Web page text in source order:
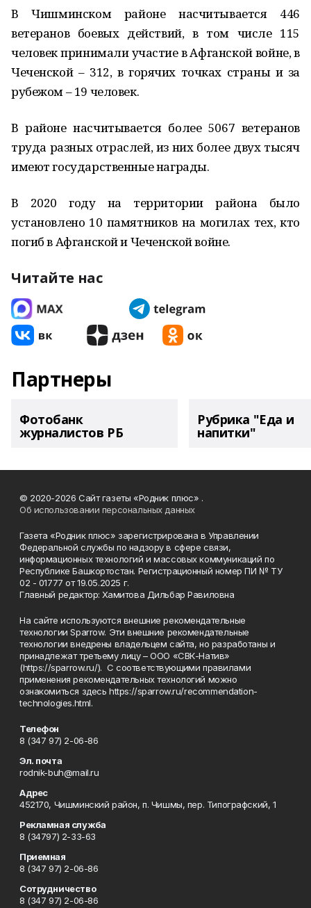
В Чишминском районе насчитывается 446
ветеранов боевых действий, в том числе 115
человек принимали участие в Афганской войне, в
Чеченской – 312, в горячих точках страны и за
рубежом – 19 человек.
В районе насчитывается более 5067 ветеранов
труда разных отраслей, из них более двух тысяч
имеют государственные награды.
В 2020 году на территории района было
установлено 10 памятников на могилах тех, кто
погиб в Афганской и Чеченской войне.
Читайте нас
Партнеры
Фотобанк
журналистов РБ
Рубрика "Еда и
напитки"
© 2020-2026 Сайт газеты «Родник плюс» .
Об использовании персональных данных
Газета «Родник плюс» зарегистрирована в Управлении
Федеральной службы по надзору в сфере связи,
информационных технологий и массовых коммуникаций по
Республике Башкортостан. Регистрационный номер ПИ № ТУ
02 - 01777 от 19.05.2025 г.
Главный редактор: Хамитова Дильбар Равиловна
На сайте используются внешние рекомендательные
технологии Sparrow. Эти внешние рекомендательные
технологии внедрены владельцем сайта, но разработаны и
принадлежат третьему лицу – ООО «СВК-Натив»
(https://sparrow.ru/). С соответствующими правилами
применения рекомендательных технологий можно
ознакомиться здесь https://sparrow.ru/recommendation-
technologies.html.
Телефон
8 (347 97) 2-06-86
Эл. почта
rodnik-buh@mail.ru
Адрес
452170, Чишминский район, п. Чишмы, пер. Типографский, 1
Рекламная служба
8 (34797) 2-33-63
Приемная
8 (347 97) 2-06-86
Сотрудничество
8 (347 97) 2-06-86